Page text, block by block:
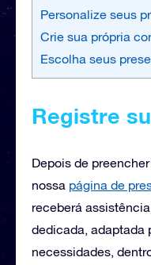
Personalize seus
Crie sua própria
Escolha seus
Registre
Depois de
nossa página de
receberá
dedicada, adaptada
necessidades,